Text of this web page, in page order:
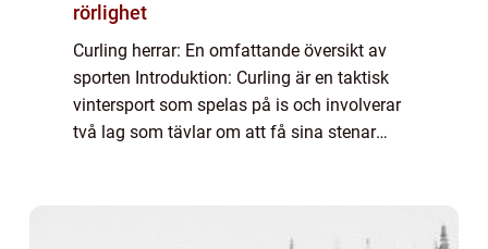
rörlighet
Curling herrar: En omfattande översikt av
sporten Introduktion: Curling är en taktisk
vintersport som spelas på is och involverar
två lag som tävlar om att få sina stenar